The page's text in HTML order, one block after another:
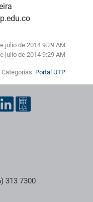
julio de 2014 9:29 AM
julio de 2014 9:29 AM
Categorías: Portal UTP
redes sociales y
313 7300